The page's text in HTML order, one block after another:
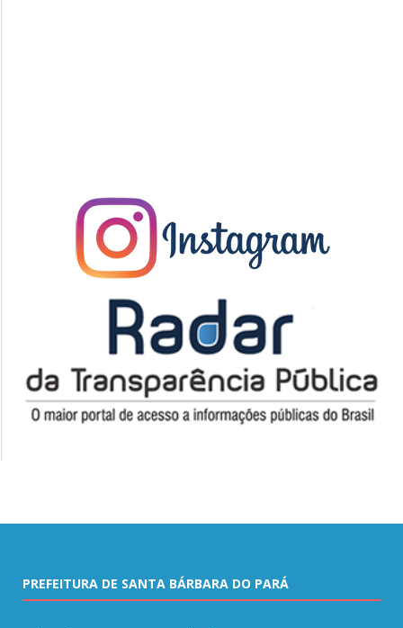
PREFEITURA DE SANTA BÁRBARA DO PARÁ